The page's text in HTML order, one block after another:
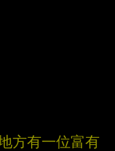
方有一位富有